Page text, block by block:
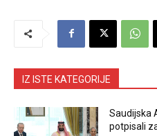
IZ ISTE KATEGORIJE
Saudijska
potpisali